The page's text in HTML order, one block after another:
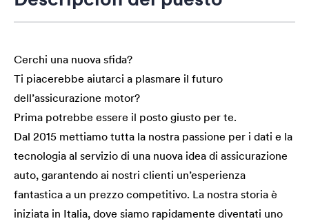
Cerchi una nuova sfida?
Ti piacerebbe aiutarci a plasmare il futuro
dell’assicurazione motor?
Prima potrebbe essere il posto giusto per te.
Dal 2015 mettiamo tutta la nostra passione per i dati e la
tecnologia al servizio di una nuova idea di assicurazione
auto, garantendo ai nostri clienti un’esperienza
fantastica a un prezzo competitivo. La nostra storia è
iniziata in Italia, dove siamo rapidamente diventati uno